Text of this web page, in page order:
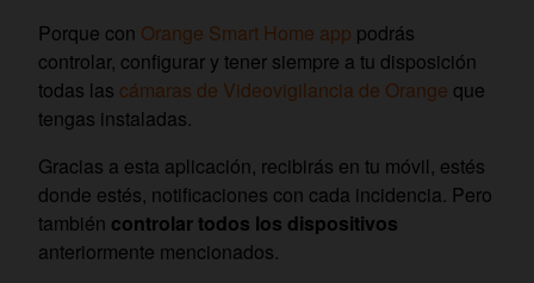
Porque con Orange Smart Home app podrás
controlar, configurar y tener siempre a tu disposición
todas las cámaras de Videovigilancia de Orange que
tengas instaladas.
Gracias a esta aplicación, recibirás en tu móvil, estés
donde estés, notificaciones con cada incidencia. Pero
también controlar todos los dispositivos
anteriormente mencionados.